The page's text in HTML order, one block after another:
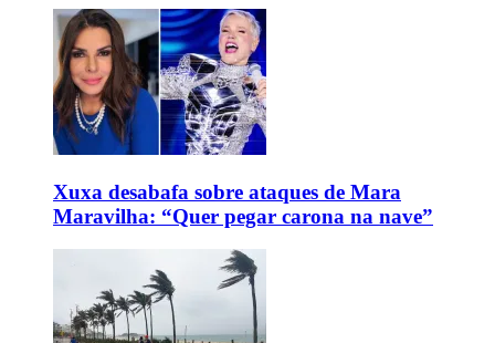
Xuxa desabafa sobre ataques de Mara
Maravilha: “Quer pegar carona na nave”